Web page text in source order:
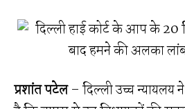
प्रशांत पटेल– दिल्ली उच्च न्यायलय